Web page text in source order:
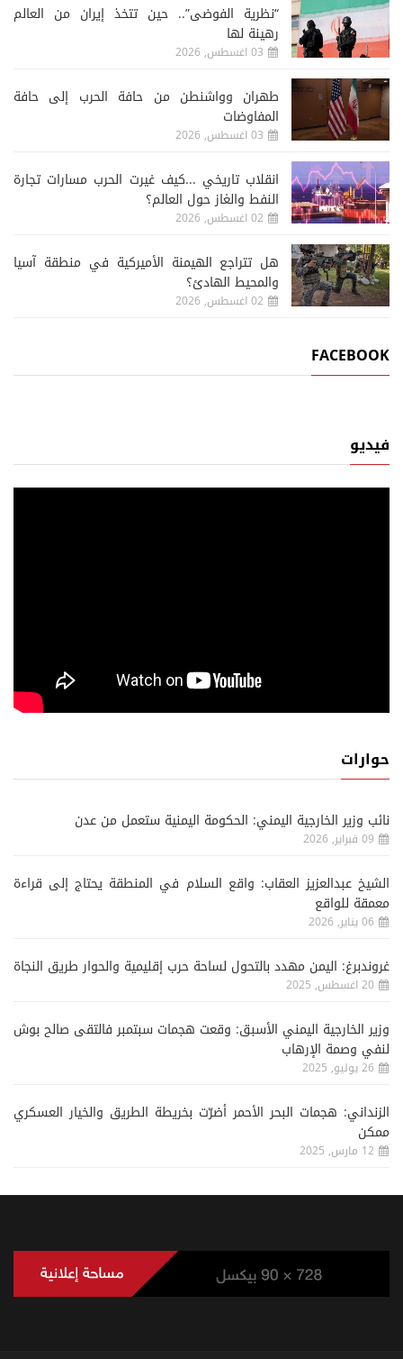
“نظرية الفوضى”.. حين تتخذ إيران من العالم
رهينة لها
03 اغسطس, 2026
طهران وواشنطن من حافة الحرب إلى حافة
المفاوضات
03 اغسطس, 2026
انقلاب تاريخي ...كيف غيرت الحرب مسارات تجارة
النفط والغاز حول العالم؟
02 اغسطس, 2026
هل تتراجع الهيمنة الأميركية في منطقة آسيا
والمحيط الهادئ؟
02 اغسطس, 2026
FACEBOOK
فيديو
حوارات
نائب وزير الخارجية اليمني: الحكومة اليمنية ستعمل من عدن
09 فبراير, 2026
الشيخ عبدالعزيز العقاب: واقع السلام في المنطقة يحتاج إلى قراءة
معمقة للواقع
06 يناير, 2026
غروندبرغ: اليمن مهدد بالتحول لساحة حرب إقليمية والحوار طريق النجاة
20 اغسطس, 2025
وزير الخارجية اليمني الأسبق: وقعت هجمات سبتمبر فالتقى صالح بوش
لنفي وصمة الإرهاب
26 يوليو, 2025
الزنداني: هجمات البحر الأحمر أضرّت بخريطة الطريق والخيار العسكري
ممكن
12 مارس, 2025